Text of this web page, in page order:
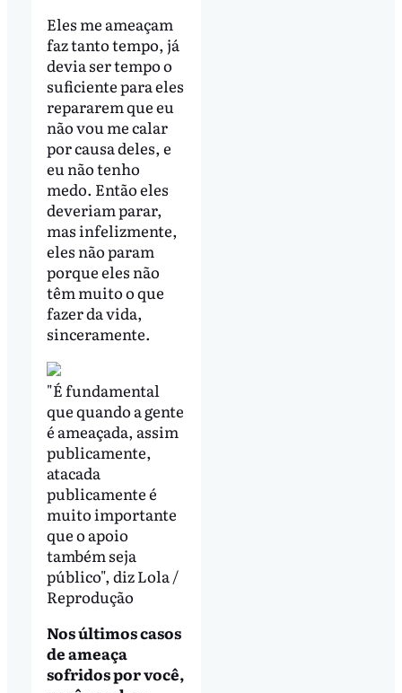
Eles me ameaçam
faz tanto tempo, já
devia ser tempo o
suficiente para eles
repararem que eu
não vou me calar
por causa deles, e
eu não tenho
medo. Então eles
deveriam parar,
mas infelizmente,
eles não param
porque eles não
têm muito o que
fazer da vida,
sinceramente.
"É fundamental
que quando a gente
é ameaçada, assim
publicamente,
atacada
publicamente é
muito importante
que o apoio
também seja
público", diz Lola /
Reprodução
Nos últimos casos
de ameaça
sofridos por você,